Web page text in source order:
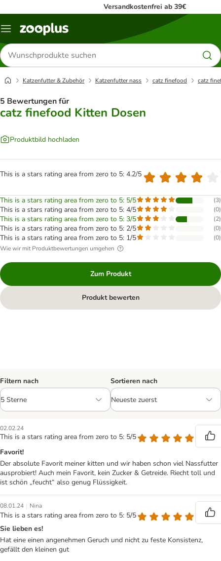
Versandkostenfrei ab 39€
Menü
Produkte
suchen
Katzenfutter & Zubehör Katzenfutter nass catz finefood catz
5 Bewertungen für
catz finefood Kitten Dosen
Produktbild hochladen
This is a stars rating area from zero to 5: 4.2/5
This is a stars rating area from zero to 5: 5/5 (3)
This is a stars rating area from zero to 5: 4/5 (0)
This is a stars rating area from zero to 5: 3/5 (2)
This is a stars rating area from zero to 5: 2/5 (0)
This is a stars rating area from zero to 5: 1/5 (0)
Wie wir mit Produktbewertungen umgehen
Zum Produkt
Produkt bewerten
Filtern nach Sortieren nach
02.02.24
This is a stars rating area from zero to 5: 5/5
Favorit!
Der absolute Favorit meiner kitten und wir haben schon viel Nassfutter
ausprobiert! Auch mein Favorit, kein Zucker & Getreide. Riecht toll und
ist schön „feucht“ also genug Flüssigkeit.
08.01.24 | Nina
This is a stars rating area from zero to 5: 5/5
Sie lieben es!
Hat eine einen angenehmen Geruch und nicht zu feste Konsistenz,
gefällt den kleinen gut